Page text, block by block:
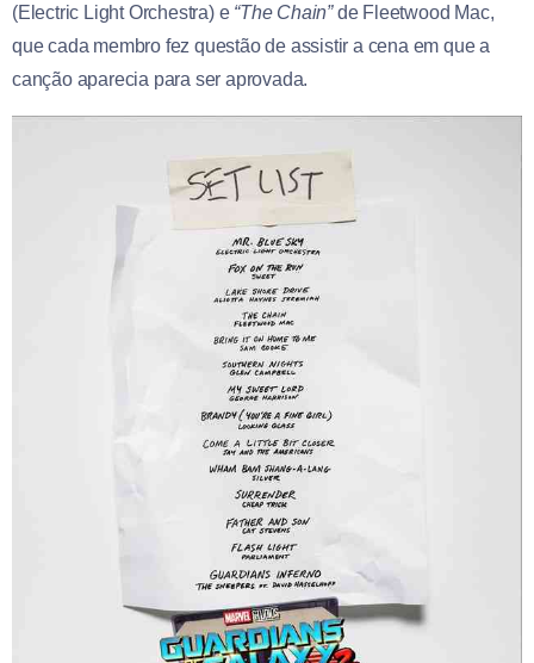
(Electric Light Orchestra) e “The Chain”de Fleetwood Mac,
que cada membro fez questão de assistir a cena em que a
canção aparecia para ser aprovada.